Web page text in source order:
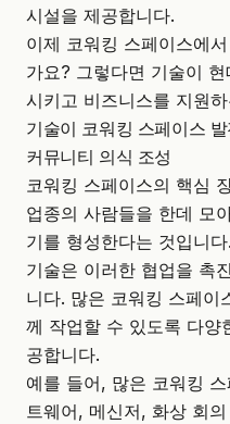
시설을 제공합니다.
이제 코워킹 스페이스에
가요? 그렇다면 기술이
시키고 비즈니스를 지원
기술이 코워킹 스페이스
커뮤니티 의식 조성
코워킹 스페이스의 핵심
업종의 사람들을 한데 모
기를 형성한다는 것입니다.
기술은 이러한 협업을 촉
니다. 많은 코워킹 스페이
께 작업할 수 있도록 다양
공합니다.
예를 들어, 많은 코워킹
트웨어, 메신저, 화상 회